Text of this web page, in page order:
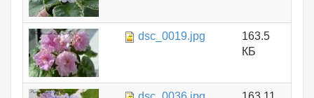
dsc_0019.jpg
163.5
КБ